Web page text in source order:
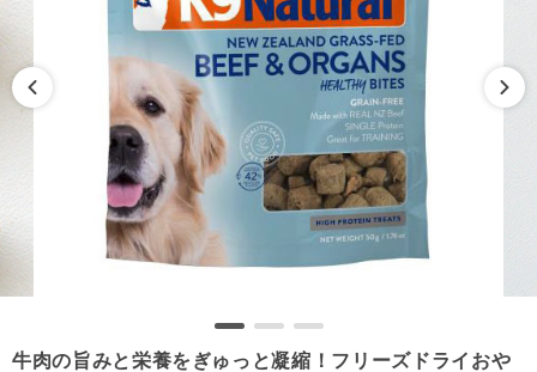
牛肉の旨みと栄養をぎゅっと凝縮！フリーズドライおや